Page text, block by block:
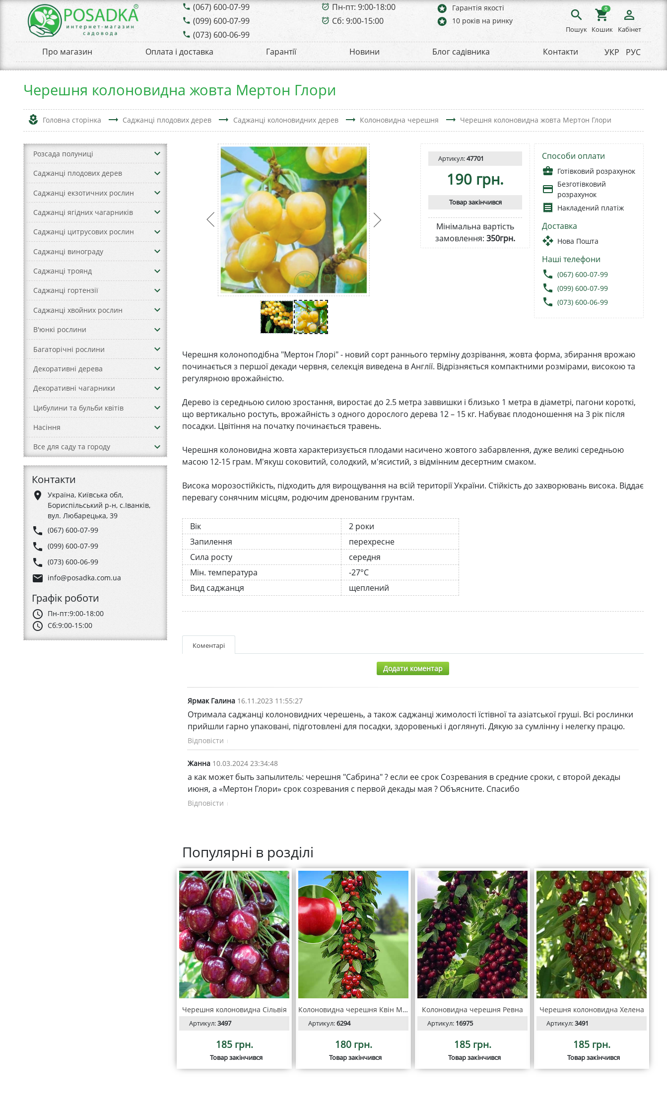
phone (067) 600-07-99
phone (099) 600-07-99
phone (073) 600-06-99
alarm_on Пн-пт: 9:00-18:00
alarm_on Сб: 9:00-15:00
stars Гарантія якості
stars 10 років на ринку search
Пошук
shopping_cart
0
Кошик
person_outline
Кабінет
Про магазин Оплата і доставка Гарантії Новини Блог садівника Контакти УКР РУС
Черешня колоновидна жовта Мертон Глори
local_florist Головна сторінка trending_flat Саджанці плодових дерев trending_flat Саджанці колоновидних дерев trending_flat Колоновидна черешня trending_flat Черешня колоновидна жовта Мертон Глори
Розсада полуниці keyboard_arrow_down
Саджанці плодових дерев keyboard_arrow_down
Саджанці екзотичних рослин keyboard_arrow_down
Саджанці ягідних чагарників keyboard_arrow_down
Саджанці цитрусових рослин keyboard_arrow_down
Саджанці винограду keyboard_arrow_down
Саджанці троянд keyboard_arrow_down
Саджанці гортензії keyboard_arrow_down
Саджанці хвойних рослин keyboard_arrow_down
В'юнкі рослини keyboard_arrow_down
Багаторічні рослини keyboard_arrow_down
Декоративні дерева keyboard_arrow_down
Декоративні чагарники keyboard_arrow_down
Цибулини та бульби квітів keyboard_arrow_down
Насіння keyboard_arrow_down
Все для саду та городу keyboard_arrow_down
Контакти
place
Україна, Київська обл,
Бориспільський р-н, с.Іванків,
вул. Любарецька, 39
phone (067) 600-07-99
phone (099) 600-07-99
phone (073) 600-06-99
email info@posadka.com.ua
Графік роботи
schedule Пн-пт:9:00-18:00
schedule Сб:9:00-15:00
Артикул:47701
190 грн.
Товар закінчився
Мінімальна вартість
замовлення: 350грн.
Способи оплати
business_center Готівковий розрахунок
payment Безготівковий
розрахунок
receipt Накладений платіж
Доставка
open_with Нова Пошта
Наші телефони
local_phone (067) 600-07-99
local_phone (099) 600-07-99
local_phone (073) 600-06-99
Черешня колоноподібна "Мертон Глорі" - новий сорт раннього терміну дозрівання, жовта форма, збирання врожаю
починається з першої декади червня, селекція виведена в Англії. Відрізняється компактними розмірами, високою та
регулярною врожайністю.
Дерево із середньою силою зростання, виростає до 2.5 метра заввишки і близько 1 метра в діаметрі, пагони короткі,
що вертикально ростуть, врожайність з одного дорослого дерева 12 – 15 кг. Набуває плодоношення на 3 рік після
посадки. Цвітіння на початку починається травень.
Черешня колоновидна жовта характеризується плодами насичено жовтого забарвлення, дуже великі середньою
масою 12-15 грам. М'якуш соковитий, солодкий, м'ясистий, з відмінним десертним смаком.
Висока морозостійкість, підходить для вирощування на всій території України. Стійкість до захворювань висока. Віддає
перевагу сонячним місцям, родючим дренованим грунтам.
Вік
2 роки
Запилення
перехресне
Сила росту
середня
Мін. температура
-27°C
Вид саджанця
щеплений
Коментарі
Додати коментар
Ярмак Галина 16.11.2023 11:55:27
Отримала саджанці колоновидних черешень, а також саджанці жимолості їстівної та азіатської груші. Всі рослинки
прийшли гарно упаковані, підготовлені для посадки, здоровенькі і доглянуті. Дякую за сумлінну і нелегку працю.
Відповісти
Жанна 10.03.2024 23:34:48
а как может быть запылитель: черешня "Сабрина" ? если ее срок Созревания в средние сроки, с второй декады
июня, а «Мертон Глори» срок созревания с первой декады мая ? Объясните. Спасибо
Відповісти
Популярні в розділі
Черешня колоновидна Сільвія
Артикул:3497
185 грн.
Товар закінчився
Колоновидна черешня Квін Мері
Артикул:6294
180 грн.
Товар закінчився
Колоновидна черешня Ревна
Артикул: 16975
185 грн.
Товар закінчився
Черешня колоновидна Хелена
Артикул:3491
185 грн.
Товар закінчився